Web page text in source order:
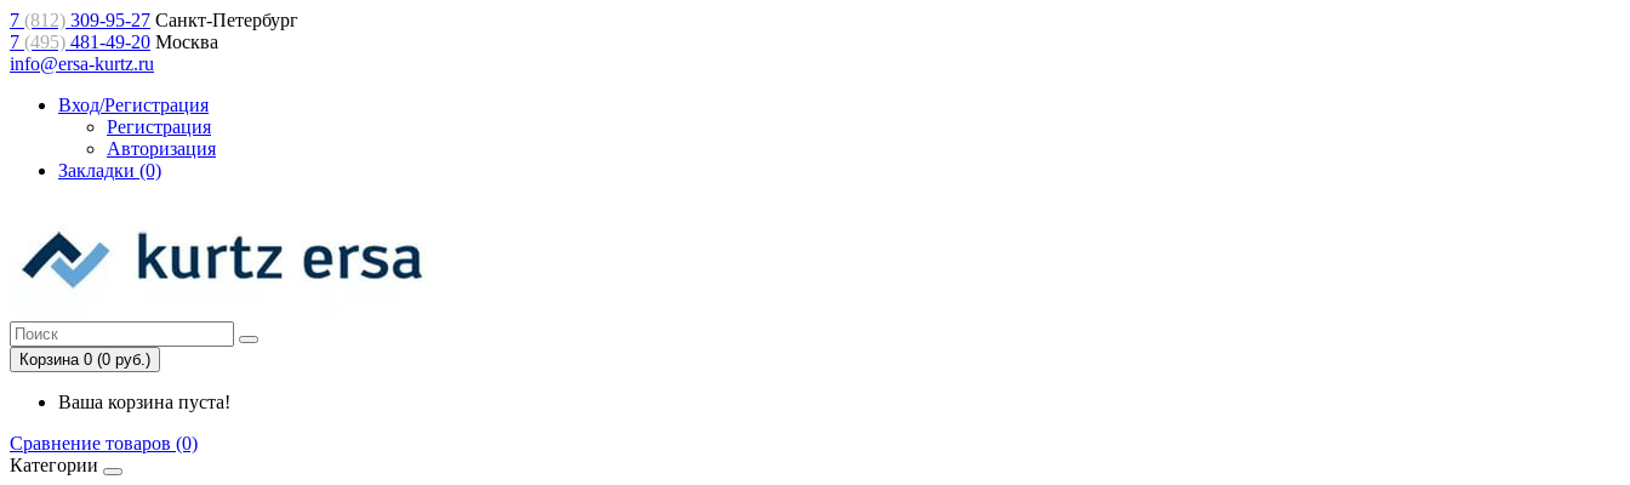
7 (812) 309-95-27 Санкт-Петербург
7 (495) 481-49-20 Москва
info@ersa-kurtz.ru
Вход/Регистрация
Регистрация
Авторизация
Закладки (0)
Корзина 0 (0 руб.)
Ваша корзина пуста!
Сравнение товаров (0)
Категории